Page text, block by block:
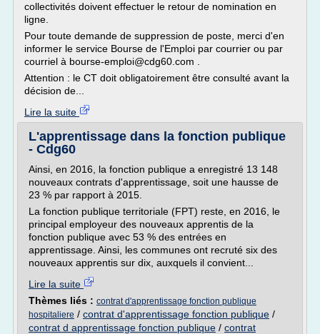
collectivités doivent effectuer le retour de nomination en
ligne.
Pour toute demande de suppression de poste, merci d'en
informer le service Bourse de l'Emploi par courrier ou par
courriel à bourse-emploi@cdg60.com .
Attention : le CT doit obligatoirement être consulté avant la
décision de...
Lire la suite
L'apprentissage dans la fonction publique
- Cdg60
Ainsi, en 2016, la fonction publique a enregistré 13 148
nouveaux contrats d'apprentissage, soit une hausse de
23 % par rapport à 2015.
La fonction publique territoriale (FPT) reste, en 2016, le
principal employeur des nouveaux apprentis de la
fonction publique avec 53 % des entrées en
apprentissage. Ainsi, les communes ont recruté six des
nouveaux apprentis sur dix, auxquels il convient...
Lire la suite
Thèmes liés : contrat d'apprentissage fonction publique
hospitaliere / contrat d'apprentissage fonction publique /
contrat d apprentissage fonction publique / contrat